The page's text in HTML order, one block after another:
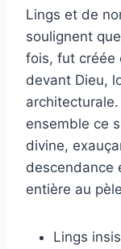
Lings et de
soulignent
fois, fut créée
devant Dieu,
ensemble ce
divine,
descendance
entière au
Lings